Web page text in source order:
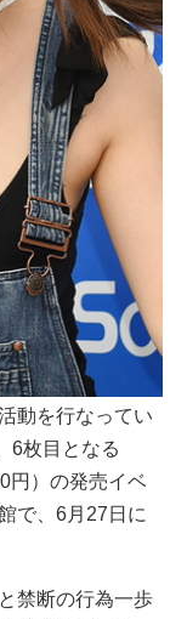
動を行なってい
6枚目となる
円）の発売イベ
で、6月27日に
禁断の行為一歩